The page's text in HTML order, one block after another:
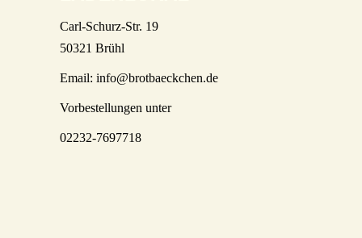
Carl-Schurz-Str. 19
50321 Brühl
Email: info@brotbaeckchen.de
Vorbestellungen unter
02232-7697718